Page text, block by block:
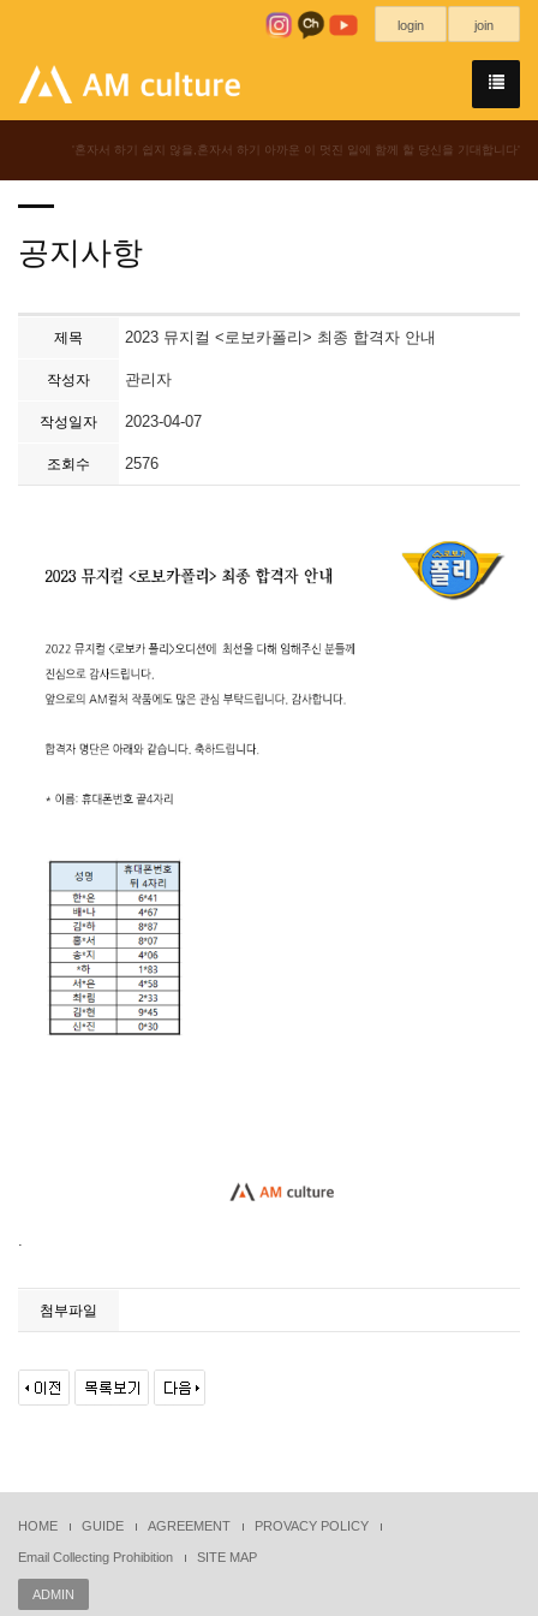
login join
'혼자서 하기 쉽지 않을,혼자서 하기 아까운 이 멋진 일에 함께 할 당신을 기대합니다'
공지사항
제목 2023 뮤지컬 <로보카폴리> 최종 합격자 안내
작성자 관리자
작성일자 2023-04-07
조회수 2576
.
첨부파일
HOME GUIDE AGREEMENT PROVACY POLICY
Email Collecting Prohibition SITE MAP
ADMIN